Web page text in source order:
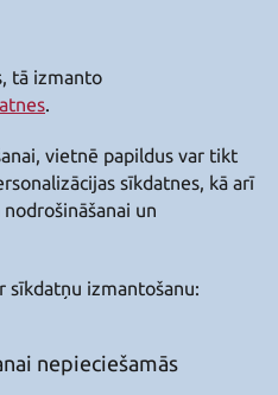
tā izmanto
.
vietnē papildus var tikt
sīkdatnes, kā arī
un
sīkdatņu izmantošanu:
nepieciešamās